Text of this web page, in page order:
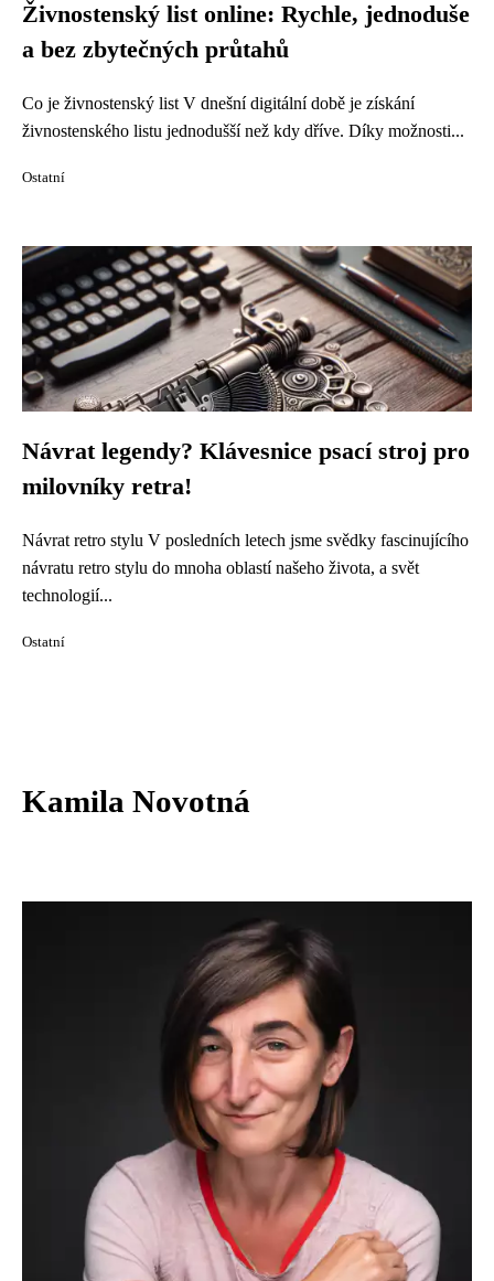
Živnostenský list online: Rychle, jednoduše
a bez zbytečných průtahů
Co je živnostenský list V dnešní digitální době je získání
živnostenského listu jednodušší než kdy dříve. Díky možnosti...
Ostatní
Návrat legendy? Klávesnice psací stroj pro
milovníky retra!
Návrat retro stylu V posledních letech jsme svědky fascinujícího
návratu retro stylu do mnoha oblastí našeho života, a svět
technologií...
Ostatní
Kamila Novotná